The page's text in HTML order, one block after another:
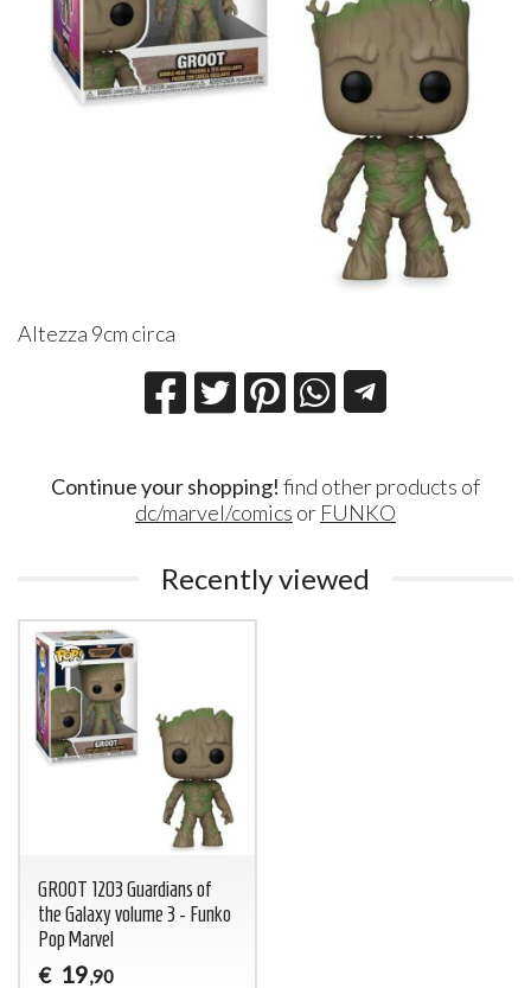
Altezza 9cm circa
Continue your shopping! find other products of
dc/marvel/comics or FUNKO
Recently viewed
GROOT 1203 Guardians of
the Galaxy volume 3 - Funko
Pop Marvel
€ 19,90